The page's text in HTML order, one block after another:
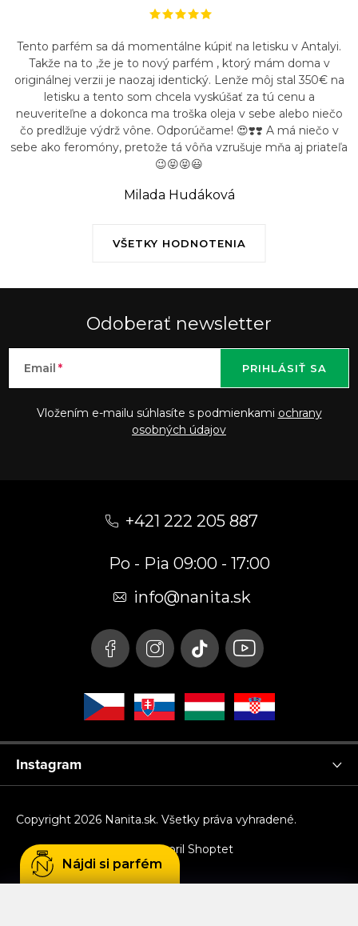
VŠETKY HODNOTENIA
Tento parfém sa dá momentálne kúpiť na letisku v Antalyi.
Takže na to ,že je to nový parfém , ktorý mám doma v
originálnej verzii je naozaj identický. Lenže môj stal 350€ na
letisku a tento som chcela vyskúšať za tú cenu a
neuveriteľne a dokonca ma troška oleja v sebe alebo niečo
čo predlžuje výdrž vône. Odporúčame! 😍❣️❣️ A má niečo v
sebe ako feromóny, pretože tá vôňa vzrušuje mňa aj priateľa
😉😝😝😃
Milada Hudáková
Odoberať newsletter
Email
Vložením e-mailu súhlasíte s podmienkami ochrany
osobných údajov
PRIHLÁSIŤ SA
+421 222 205 887
Po - Pia 09:00 - 17:00
info@nanita.sk
Instagram
Vytvoril Shoptet
Copyright 2026 Nanita.sk. Všetky práva vyhradené.
Nájdi si parfém